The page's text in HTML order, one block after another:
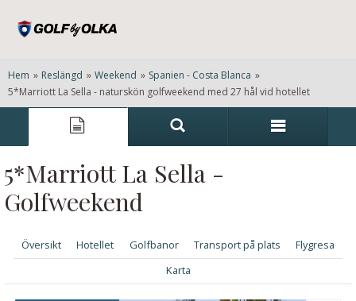
Hem » Reslängd » Weekend » Spanien - Costa Blanca »
5*Marriott La Sella - naturskön golfweekend med 27 hål vid hotellet
5*Marriott La Sella -
Golfweekend
Översikt Hotellet Golfbanor Transport på plats
Flygresa
Karta